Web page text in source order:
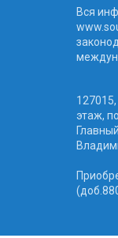
Вся
этаж,